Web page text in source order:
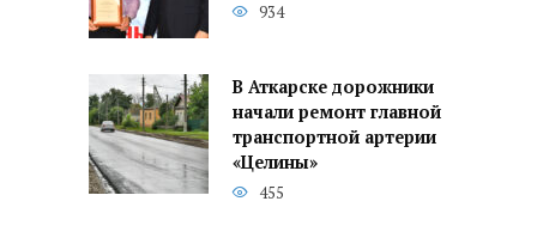
934
В Аткарске дорожники
начали ремонт главной
транспортной артерии
«Целины»
455